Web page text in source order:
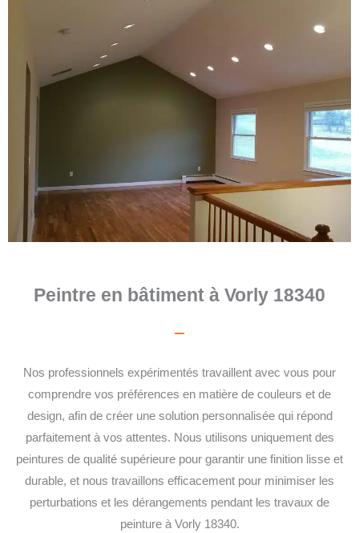
Peintre en bâtiment à Vorly 18340
Nos professionnels expérimentés travaillent avec vous pour
comprendre vos préférences en matière de couleurs et de
design, afin de créer une solution personnalisée qui répond
parfaitement à vos attentes. Nous utilisons uniquement des
peintures de qualité supérieure pour garantir une finition lisse et
durable, et nous travaillons efficacement pour minimiser les
perturbations et les dérangements pendant les travaux de
peinture à Vorly 18340.